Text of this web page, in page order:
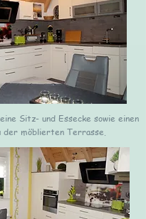
Sitz- und Essecke sowie einen
der möblierten Terrasse.